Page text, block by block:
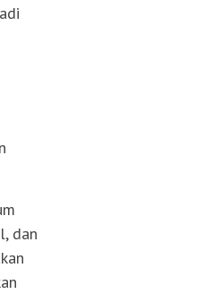
dan